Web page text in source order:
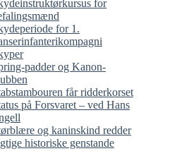
for
for 1.
padder og Kanon-
får ridderkorset
på Forsvaret – ved Hans
og kaninskind redder
historiske genstande